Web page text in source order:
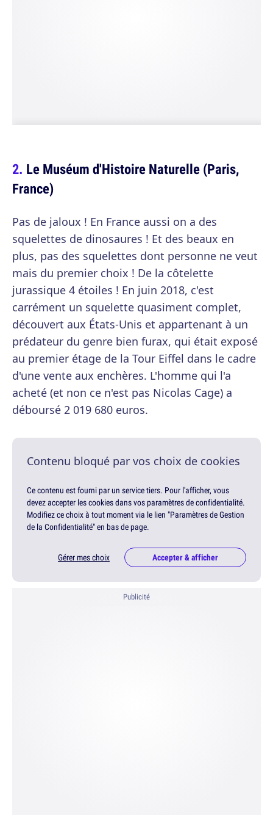
Le Muséum d'Histoire Naturelle (Paris,
France)
Pas de jaloux ! En France aussi on a des
squelettes de dinosaures ! Et des beaux en
plus, pas des squelettes dont personne ne veut
mais du premier choix ! De la côtelette
jurassique 4 étoiles ! En juin 2018, c'est
carrément un squelette quasiment complet,
découvert aux États-Unis et appartenant à un
prédateur du genre bien furax, qui était exposé
au premier étage de la Tour Eiffel dans le cadre
d'une vente aux enchères. L'homme qui l'a
acheté (et non ce n'est pas Nicolas Cage) a
déboursé 2 019 680 euros.
Contenu bloqué par vos choix de cookies
Ce contenu est fourni par un service tiers. Pour l'afficher, vous
devez accepter les cookies dans vos paramètres de confidentialité.
Modifiez ce choix à tout moment via le lien "Paramètres de Gestion
de la Confidentialité" en bas de page.
Gérer mes choix Accepter & afficher
Publicité